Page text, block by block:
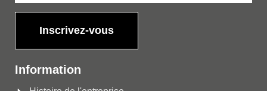
Inscrivez-vous
Information